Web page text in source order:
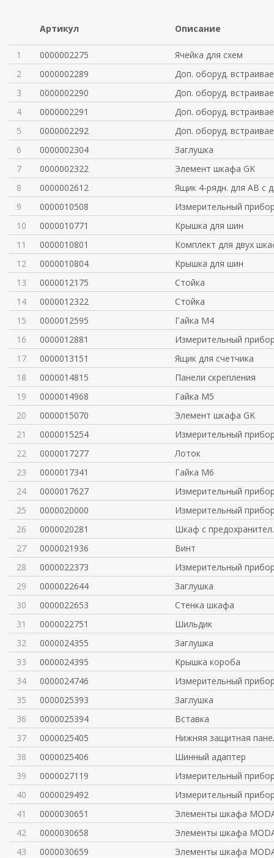
Артикул Описание
1 0000002275
Ячейка для схем
2
0000002289
Доп. оборуд.
3
0000002290
Доп. оборуд.
4
0000002291
Доп. оборуд.
5
0000002292
Доп. оборуд.
6
0000002304
Заглушка
7
0000002322
Элемент шкафа GK
8
0000002612
Ящик 4-рядн. для АВ с
9
0000010508
Измерительный
10
0000010771
Крышка для шин
11
0000010801
Комплект для двух
12
0000010804
Крышка для шин
13
0000012175
Стойка
14
0000012322
Стойка
15
0000012595
Гайка М4
16
0000012881
Измерительный
17
0000013151
Ящик для счетчика
18
0000014815
Панели скрепления
19
0000014968
Гайка М5
20
0000015070
Элемент шкафа GK
21
0000015254
Измерительный
22
0000017277
Лоток
23
0000017341
Гайка М6
24
0000017627
Измерительный
25
0000020000
Измерительный
26
0000020281
Шкаф с предохранител.
27
0000021936
Винт
28
0000022373
Измерительный
29
0000022644
Заглушка
30
0000022653
Стенка шкафа
31
0000022751
Шильдик
32
0000024355
Заглушка
33
0000024395
Крышка короба
34
0000024746
Измерительный
35
0000025393
Заглушка
36
0000025394
Вставка
37
0000025405
Нижняя защитная
38
0000025406
Шинный адаптер
39
0000027119
Измерительный
40
0000029492
Измерительный
41
0000030651
Элементы шкафа
42
0000030658
Элементы шкафа
43
0000030659
Элементы шкафа